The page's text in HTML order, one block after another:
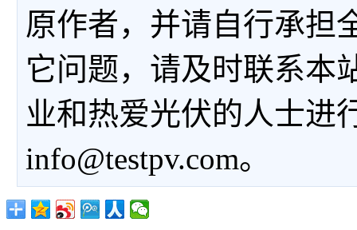
原作者，并请自行承担
它问题，请及时联系本
业和热爱光伏的人士进
info@testpv.com。